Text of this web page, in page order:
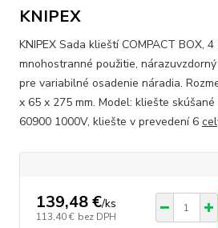
KNIPEX
KNIPEX Sada klieští COMPACT BOX,
mnohostranné použitie,
pre variabilné osadenie náradia.
x 65 x 275 mm. Model: kliešte
60900 1000V, kliešte v prevedení 6
139,48 €/ks
113,40 € bez DPH